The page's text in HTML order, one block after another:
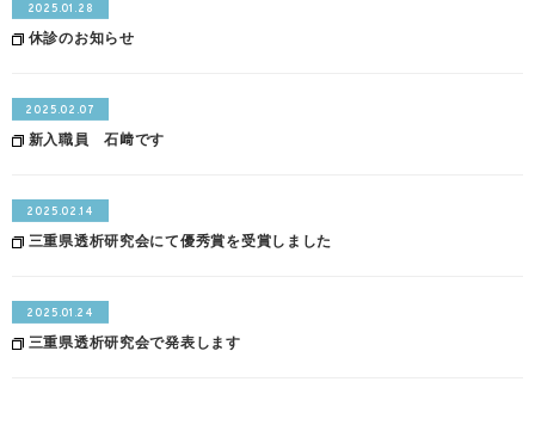
2025.01.28
休診のお知らせ
2025.02.07
新入職員 石﨑です
2025.02.14
三重県透析研究会にて優秀賞を受賞しました
2025.01.24
三重県透析研究会で発表します